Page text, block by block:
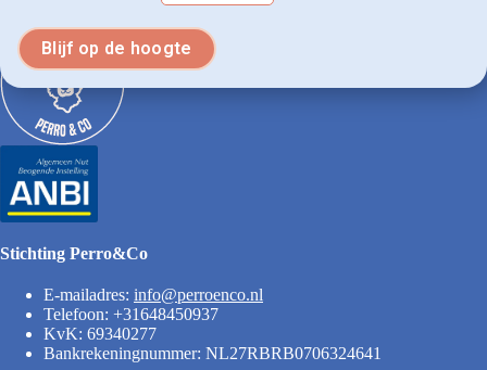
Stichting Perro&Co
E-mailadres: info@perroenco.nl
Telefoon: +31648450937
KvK: 69340277
Bankrekeningnummer: NL27RBRB0706324641